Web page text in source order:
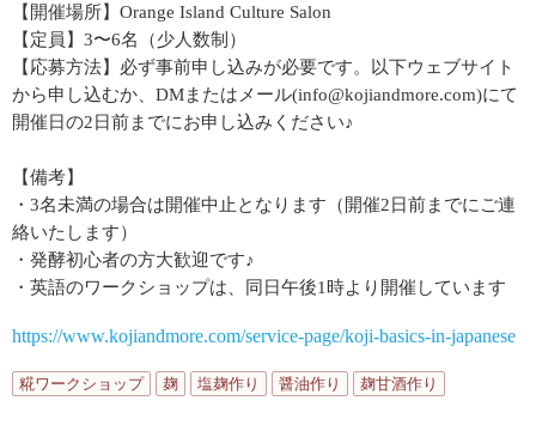
【開催場所】Orange Island Culture Salon
【定員】3〜6名（少人数制）
【応募方法】必ず事前申し込みが必要です。以下ウェブサイト
から申し込むか、DMまたはメール(info@kojiandmore.com)にて
開催日の2日前までにお申し込みください♪
【備考】
・3名未満の場合は開催中止となります（開催2日前までにご連
絡いたします）
・発酵初心者の方大歓迎です♪
・英語のワークショップは、同日午後1時より開催しています
https://www.kojiandmore.com/service-page/koji-basics-in-japanese
糀ワークショップ 麹 塩麹作り 醤油作り 麹甘酒作り